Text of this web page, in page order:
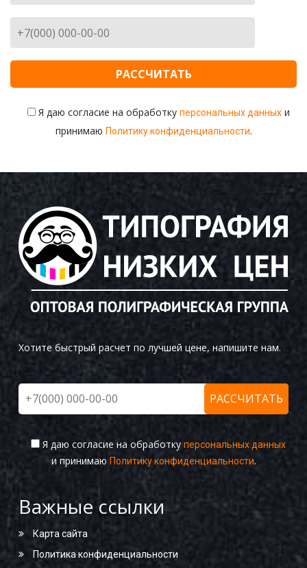
Дорхолдеры
Изделия из оргстекла
Штендеры и Roll up
Брендирование автомобилей в Казани
Цифровая печать
Блокноты, календари, магниты
Раздача полиграфии
Я даю согласие на обработку персональных данныхи
принимаю Политику конфиденциальности.
Хотите быстрый расчет по лучшей цене, напишите нам.
Я даю согласие на обработку персональных данных
и принимаю Политику конфиденциальности.
Важные ссылки
Карта сайта
Политика конфиденциальности